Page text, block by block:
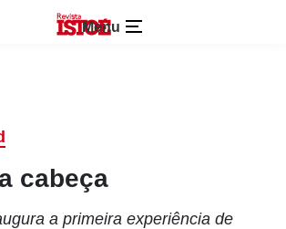
Menu
cabeça
a primeira experiência de